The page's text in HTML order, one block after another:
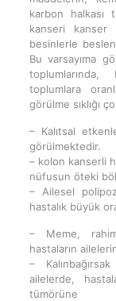
karbon halkası
kanseri kanser
besinlerle
Bu varsayıma
toplumlarında,
toplumlara
görülme sıklığı
– Kalıtsal
görülmektedir.
– kolon kanserli
nüfusun öteki
– Ailesel
hastalık büyük
– Meme,
hastaların
–
ailelerde,
tümörüne